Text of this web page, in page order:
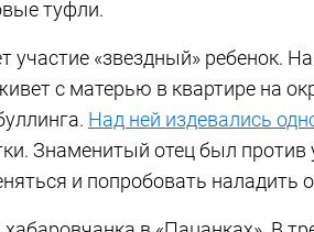
туфли.
участие «звездный» ребенок.
с матерью в квартире на
Над ней издевались
Знаменитый отец был против
и попробовать наладить